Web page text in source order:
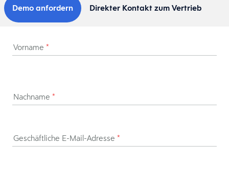
Demo anfordern Direkter Kontakt zum Vertrieb
Vorname *
Nachname *
Geschäftliche E-Mail-Adresse *